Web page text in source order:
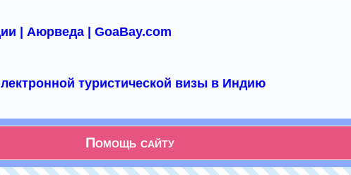
| Аюрведа | GoaBay.com
туристической визы в Индию
Помощь сайту